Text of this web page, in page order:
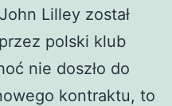
Lilley został
polski klub
nie doszło do
kontraktu, to